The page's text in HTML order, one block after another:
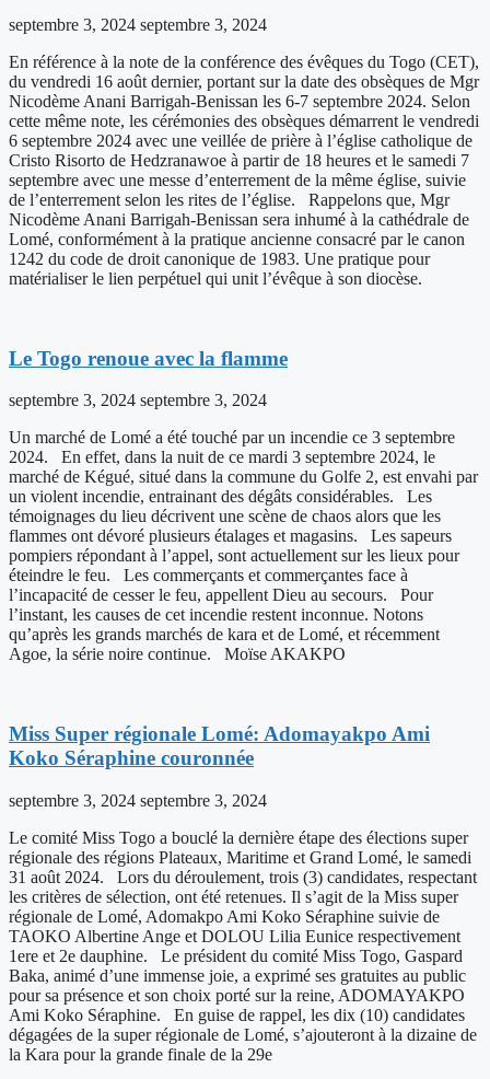
septembre 3, 2024 septembre 3, 2024
En référence à la note de la conférence des évêques du Togo (CET),
du vendredi 16 août dernier, portant sur la date des obsèques de Mgr
Nicodème Anani Barrigah-Benissan les 6-7 septembre 2024. Selon
cette même note, les cérémonies des obsèques démarrent le vendredi
6 septembre 2024 avec une veillée de prière à l’église catholique de
Cristo Risorto de Hedzranawoe à partir de 18 heures et le samedi 7
septembre avec une messe d’enterrement de la même église, suivie
de l’enterrement selon les rites de l’église. Rappelons que, Mgr
Nicodème Anani Barrigah-Benissan sera inhumé à la cathédrale de
Lomé, conformément à la pratique ancienne consacré par le canon
1242 du code de droit canonique de 1983. Une pratique pour
matérialiser le lien perpétuel qui unit l’évêque à son diocèse.
Le Togo renoue avec la flamme
septembre 3, 2024 septembre 3, 2024
Un marché de Lomé a été touché par un incendie ce 3 septembre
2024. En effet, dans la nuit de ce mardi 3 septembre 2024, le
marché de Kégué, situé dans la commune du Golfe 2, est envahi par
un violent incendie, entrainant des dégâts considérables. Les
témoignages du lieu décrivent une scène de chaos alors que les
flammes ont dévoré plusieurs étalages et magasins. Les sapeurs
pompiers répondant à l’appel, sont actuellement sur les lieux pour
éteindre le feu. Les commerçants et commerçantes face à
l’incapacité de cesser le feu, appellent Dieu au secours. Pour
l’instant, les causes de cet incendie restent inconnue. Notons
qu’après les grands marchés de kara et de Lomé, et récemment
Agoe, la série noire continue. Moïse AKAKPO
Miss Super régionale Lomé: Adomayakpo Ami
Koko Séraphine couronnée
septembre 3, 2024 septembre 3, 2024
Le comité Miss Togo a bouclé la dernière étape des élections super
régionale des régions Plateaux, Maritime et Grand Lomé, le samedi
31 août 2024. Lors du déroulement, trois (3) candidates, respectant
les critères de sélection, ont été retenues. Il s’agit de la Miss super
régionale de Lomé, Adomakpo Ami Koko Séraphine suivie de
TAOKO Albertine Ange et DOLOU Lilia Eunice respectivement
1ere et 2e dauphine. Le président du comité Miss Togo, Gaspard
Baka, animé d’une immense joie, a exprimé ses gratuites au public
pour sa présence et son choix porté sur la reine, ADOMAYAKPO
Ami Koko Séraphine. En guise de rappel, les dix (10) candidates
dégagées de la super régionale de Lomé, s’ajouteront à la dizaine de
la Kara pour la grande finale de la 29e